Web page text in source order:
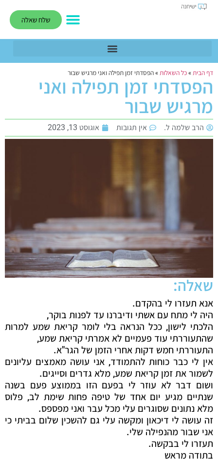
שלח שאלה
דף הבית»כל השאלות»הפסדתי זמן תפילה ואני מרגיש שבור
הפסדתי זמן תפילה ואני
מרגיש שבור
הרב שלמה ל. אין תגובות אוגוסט 13, 2023
שאלה:
אנא תעזרו לי בהקדם.
היה לי מתח עם אשתי ודיברנו עד לפנות בוקר,
הלכתי לישון, ככל הנראה בלי לומר קריאת שמע למרות
שהתעוררתי עוד פעמיים לא אמרתי קריאת שמע,
התעוררתי חמש דקות אחרי הזמן של הגר"א.
אין לי כבר כוחות להתמודד, אני עושה מאמצים עליונים
לשמור את זמן קריאת שמע, מלא גדרים וסייגים.
ושום דבר לא עוזר לי בפעם הזו בממוצע פעם בשנה
שנתיים מגיע יום אחד של טיפה פחות שימת לב, פלוס
מלא נתונים שסוגרים עלי מכל עבר ואני מפספס.
זה עושה לי דיכאון ומקשה עלי גם להשכין שלום בביתי כי
אני שבור מהנפילה שלי.
תעזרו לי בבקשה.
בתודה מראש